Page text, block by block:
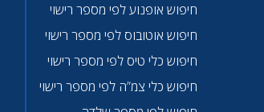
חיפוש אופנוע לפי מספר רישוי
חיפוש אוטובוס לפי מספר רישוי
חיפוש כלי טיס לפי מספר רישוי
חיפוש כלי צמ”ה לפי מספר רישוי